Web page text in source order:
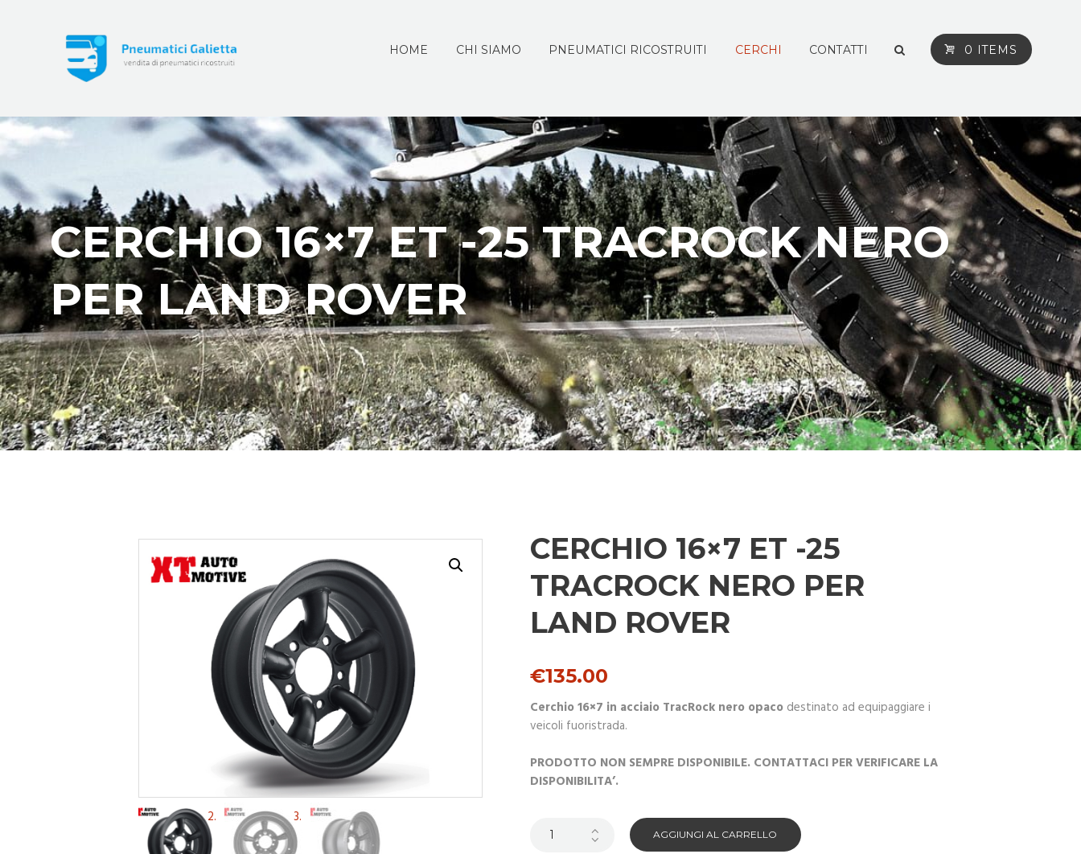
HOME CHI SIAMO PNEUMATICI RICOSTRUITI CERCHI CONTATTI 0 ITEMS
CERCHIO 16×7 ET -25 TRACROCK NERO
PER LAND ROVER
CERCHIO 16×7 ET -25
TRACROCK NERO PER
LAND ROVER
€135.00
Cerchio 16×7 in acciaio TracRock nero opaco destinato ad equipaggiare i
veicoli fuoristrada.
PRODOTTO NON SEMPRE DISPONIBILE. CONTATTACI PER VERIFICARE LA
DISPONIBILITA’.
AGGIUNGI AL CARRELLO